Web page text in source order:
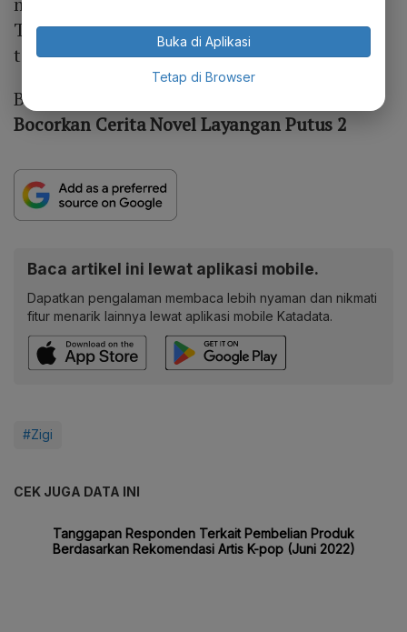
Tanah Air setelah beberapa bulan tak
terdengar kabarnya.
Baca Juga:
Bocorkan Cerita Novel Layangan Putus 2
Baca artikel ini lewat aplikasi mobile.
Dapatkan pengalaman membaca lebih nyaman dan nikmati
fitur menarik lainnya lewat aplikasi mobile Katadata.
#Zigi
CEK JUGA DATA INI
Buka di Aplikasi
Tetap di Browser